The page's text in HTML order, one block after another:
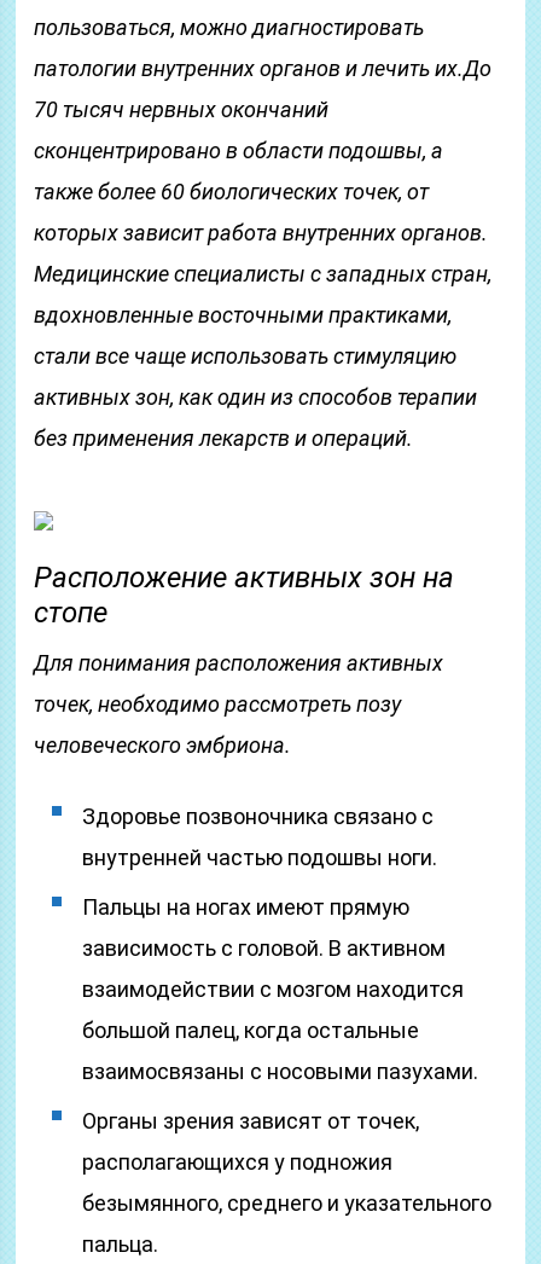
пользоваться, можно диагностировать
патологии внутренних органов и лечить их.До
70 тысяч нервных окончаний
сконцентрировано в области подошвы, а
также более 60 биологических точек, от
которых зависит работа внутренних органов.
Медицинские специалисты с западных стран,
вдохновленные восточными практиками,
стали все чаще использовать стимуляцию
активных зон, как один из способов терапии
без применения лекарств и операций.
Расположение активных зон на
стопе
Для понимания расположения активных
точек, необходимо рассмотреть позу
человеческого эмбриона.
Здоровье позвоночника связано с
внутренней частью подошвы ноги.
Пальцы на ногах имеют прямую
зависимость с головой. В активном
взаимодействии с мозгом находится
большой палец, когда остальные
взаимосвязаны с носовыми пазухами.
Органы зрения зависят от точек,
располагающихся у подножия
безымянного, среднего и указательного
пальца.